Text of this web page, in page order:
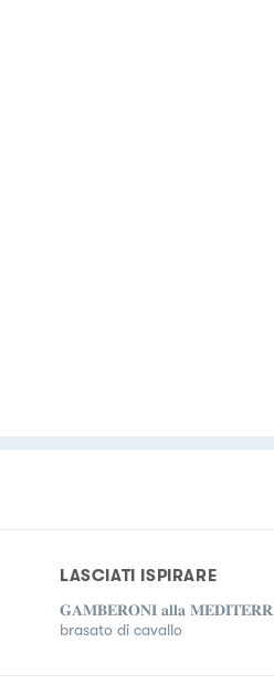
LASCIATI ISPIRARE
𝐆𝐀𝐌𝐁𝐄𝐑𝐎𝐍𝐈 𝐚𝐥𝐥𝐚
brasato di cavallo